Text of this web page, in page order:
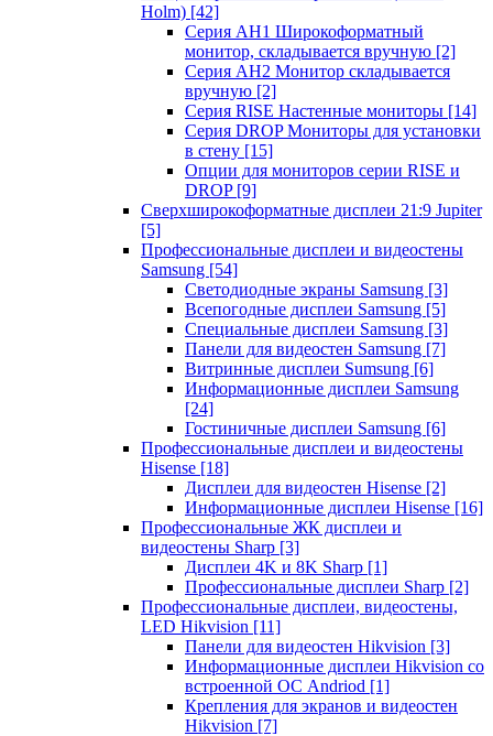
Holm) [42]
Серия AH1 Широкоформатный
монитор, складывается вручную [2]
Серия AH2 Монитор складывается
вручную [2]
Серия RISE Настенные мониторы [14]
Серия DROP Мониторы для установки
в стену [15]
Опции для мониторов серии RISE и
DROP [9]
Сверхширокоформатные дисплеи 21:9 Jupiter
[5]
Профессиональные дисплеи и видеостены
Samsung [54]
Светодиодные экраны Samsung [3]
Всепогодные дисплеи Samsung [5]
Специальные дисплеи Samsung [3]
Панели для видеостен Samsung [7]
Витринные дисплеи Sumsung [6]
Информационные дисплеи Samsung
[24]
Гостиничные дисплеи Samsung [6]
Профессиональные дисплеи и видеостены
Hisense [18]
Дисплеи для видеостен Hisense [2]
Информационные дисплеи Hisense [16]
Профессиональные ЖК дисплеи и
видеостены Sharp [3]
Дисплеи 4K и 8K Sharp [1]
Профессиональные дисплеи Sharp [2]
Профессиональные дисплеи, видеостены,
LED Hikvision [11]
Панели для видеостен Hikvision [3]
Информационные дисплеи Hikvision со
встроенной ОС Andriod [1]
Крепления для экранов и видеостен
Hikvision [7]